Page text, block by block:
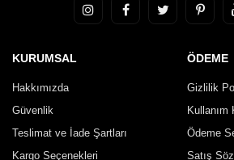
KURUMSAL
Hakkımızda
Güvenlik
Teslimat ve İade Şartları
Kargo Seçenekleri
ÖDEME
Gizlilik
Kullanım
Ödeme
Satış